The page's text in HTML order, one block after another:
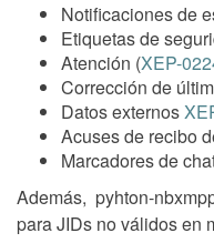
Notificaciones de
Etiquetas de
Atención (XEP-
Corrección de
Datos externos
Acuses de recibo
Marcadores de
Además, pyhton-
para JIDs no válidos en